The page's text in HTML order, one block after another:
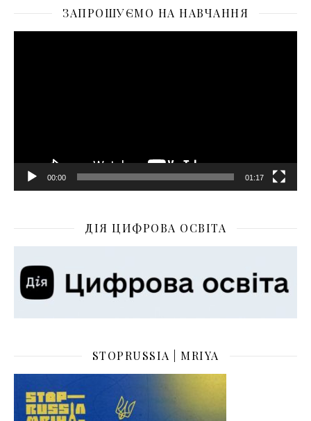
ЗАПРОШУЄМО НА НАВЧАННЯ
00:00 01:17
ДІЯ ЦИФРОВА ОСВІТА
STOPRUSSIA | MRIYA